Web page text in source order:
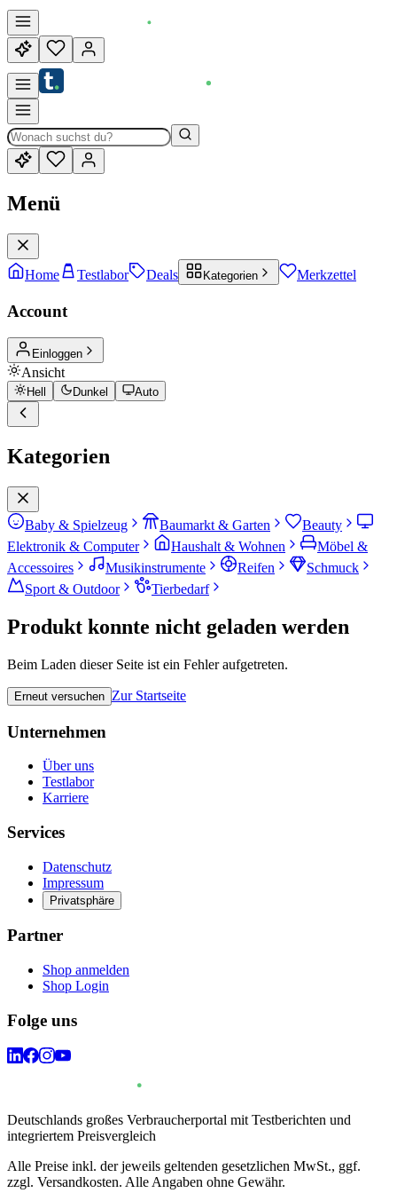
Menü
Home Testlabor Deals Kategorien Merkzettel
Account
Einloggen
Ansicht
Hell Dunkel Auto
Kategorien
Baby & Spielzeug Baumarkt & Garten
Beauty
Elektronik & Computer
Haushalt & Wohnen
Möbel &
Accessoires
Musikinstrumente Reifen
Schmuck
Sport & Outdoor
Tierbedarf
Produkt konnte nicht geladen werden
Beim Laden dieser Seite ist ein Fehler aufgetreten.
Erneut versuchen Zur Startseite
Unternehmen
Über uns
Testlabor
Karriere
Services
Datenschutz
Impressum
Privatsphäre
Partner
Shop anmelden
Shop Login
Folge uns
Deutschlands großes Verbraucherportal mit Testberichten und
integriertem Preisvergleich
Alle Preise inkl. der jeweils geltenden gesetzlichen MwSt., ggf.
zzgl. Versandkosten. Alle Angaben ohne Gewähr.